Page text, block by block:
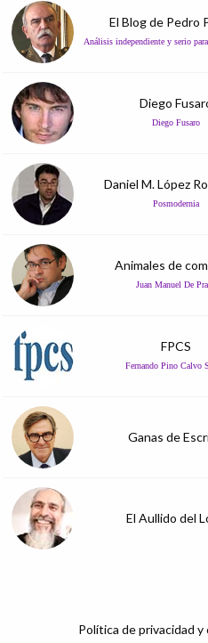
El Blog de Pedro
Análisis independiente y serio para
Diego
Diego Fusaro
Daniel M. López
Posmodernia
Animales de
Juan Manuel De
FPCS
Fernando Pino Calvo
Ganas de
El Aullido del
Política de privacidad y